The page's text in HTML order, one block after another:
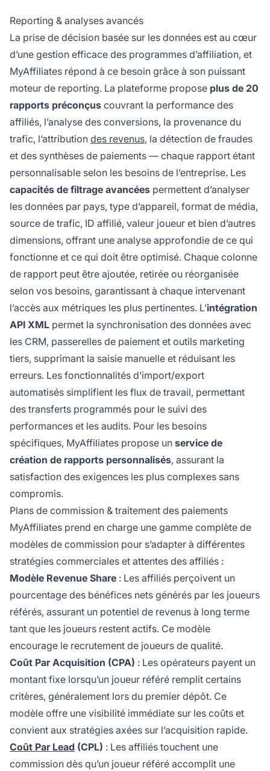
Reporting & analyses avancés
La prise de décision basée sur les données est au cœur
d’une gestion efficace des programmes d’affiliation, et
MyAffiliates répond à ce besoin grâce à son puissant
moteur de reporting. La plateforme propose plus de 20
rapports préconçus couvrant la performance des
affiliés, l’analyse des conversions, la provenance du
trafic, l’attribution des revenus, la détection de fraudes
et des synthèses de paiements — chaque rapport étant
personnalisable selon les besoins de l’entreprise. Les
capacités de filtrage avancées permettent d’analyser
les données par pays, type d’appareil, format de média,
source de trafic, ID affilié, valeur joueur et bien d’autres
dimensions, offrant une analyse approfondie de ce qui
fonctionne et ce qui doit être optimisé. Chaque colonne
de rapport peut être ajoutée, retirée ou réorganisée
selon vos besoins, garantissant à chaque intervenant
l’accès aux métriques les plus pertinentes. L’intégration
API XML permet la synchronisation des données avec
les CRM, passerelles de paiement et outils marketing
tiers, supprimant la saisie manuelle et réduisant les
erreurs. Les fonctionnalités d’import/export
automatisés simplifient les flux de travail, permettant
des transferts programmés pour le suivi des
performances et les audits. Pour les besoins
spécifiques, MyAffiliates propose un service de
création de rapports personnalisés, assurant la
satisfaction des exigences les plus complexes sans
compromis.
Plans de commission & traitement des paiements
MyAffiliates prend en charge une gamme complète de
modèles de commission pour s’adapter à différentes
stratégies commerciales et attentes des affiliés :
Modèle Revenue Share : Les affiliés perçoivent un
pourcentage des bénéfices nets générés par les joueurs
référés, assurant un potentiel de revenus à long terme
tant que les joueurs restent actifs. Ce modèle
encourage le recrutement de joueurs de qualité.
Coût Par Acquisition (CPA) : Les opérateurs payent un
montant fixe lorsqu’un joueur référé remplit certains
critères, généralement lors du premier dépôt. Ce
modèle offre une visibilité immédiate sur les coûts et
convient aux stratégies axées sur l’acquisition rapide.
Coût Par Lead (CPL) : Les affiliés touchent une
commission dès qu’un joueur référé accomplit une